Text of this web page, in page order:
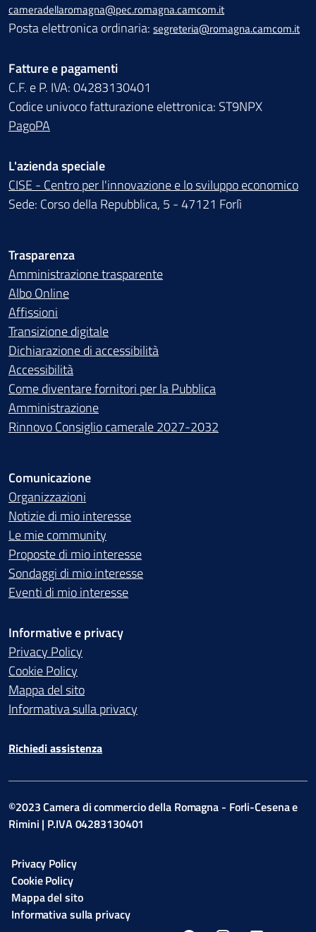
cameradellaromagna@pec.romagna.camcom.it
Posta elettronica ordinaria: segreteria@romagna.camcom.it
Fatture e pagamenti
C.F. e P. IVA: 04283130401
Codice univoco fatturazione elettronica: ST9NPX
PagoPA
L'azienda speciale
CISE - Centro per l'innovazione e lo sviluppo economico
Sede: Corso della Repubblica, 5 - 47121 Forlì
Trasparenza
Amministrazione trasparente
Albo Online
Affissioni
Transizione digitale
Dichiarazione di accessibilità
Accessibilità
Come diventare fornitori per la Pubblica
Amministrazione
Rinnovo Consiglio camerale 2027-2032
Comunicazione
Organizzazioni
Notizie di mio interesse
Le mie community
Proposte di mio interesse
Sondaggi di mio interesse
Eventi di mio interesse
Informative e privacy
Privacy Policy
Cookie Policy
Mappa del sito
Informativa sulla privacy
Richiedi assistenza
©2023 Camera di commercio della Romagna - Forli-Cesena e
Rimini | P.IVA 04283130401
Privacy Policy
Cookie Policy
Mappa del sito
Informativa sulla privacy